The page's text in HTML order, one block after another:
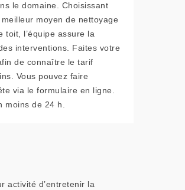
le domaine. Choisissant
moyen de nettoyage
toit, l’équipe assure la
interventions. Faites votre
de connaître le tarif
Vous pouvez faire
via le formulaire en ligne.
moins de 24 h.
activité d’entretenir la